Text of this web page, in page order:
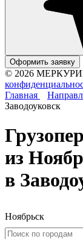
Оформить заявку
© 2026
Главная
Заводоуковск
из
в
Ноябрьск